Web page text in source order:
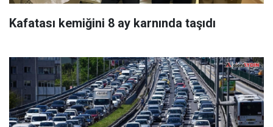
Kafatası kemiğini 8 ay karnında taşıdı